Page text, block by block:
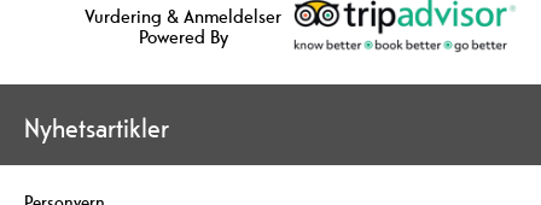
Vurdering & Anmeldelser
Powered By
Nyhetsartikler